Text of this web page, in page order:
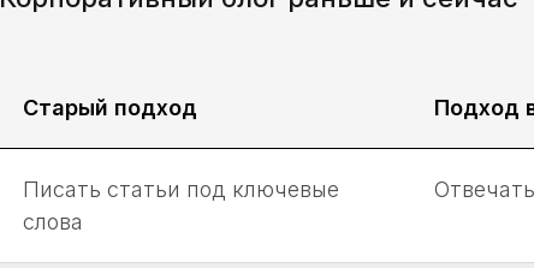
Старый подход Подход
Писать статьи под ключевые
слова